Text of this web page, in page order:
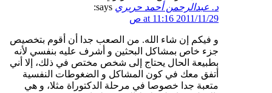
د. عبدالرحمن أحمد حريري says:
2011/11/29 at 11:16 ص
و فيكم إن شاء الله. من الصعب جدا أن أقوم بتخصيص
جزء خاص بمشاكل البحثين و أشرف عليه بنفسي لأنه
بطبيعة الحال يحتاج إلى شخص مختص في ذلك، إلا أني
أتفق معك في كون المشاكل و الضغوطات النفسية
متعبة جدا خصوصا في مرحلة الدكتوراة مثلا، و هي